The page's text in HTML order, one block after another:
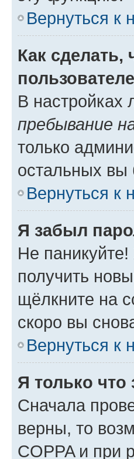
Вернуться к
Как
В настройках
пребывание
только
остальных вы
Вернуться к
Я забыл
Не
получить
щёлкните на
скоро вы
Вернуться к
Я только что
Сначала
верны, то
COPPA и при